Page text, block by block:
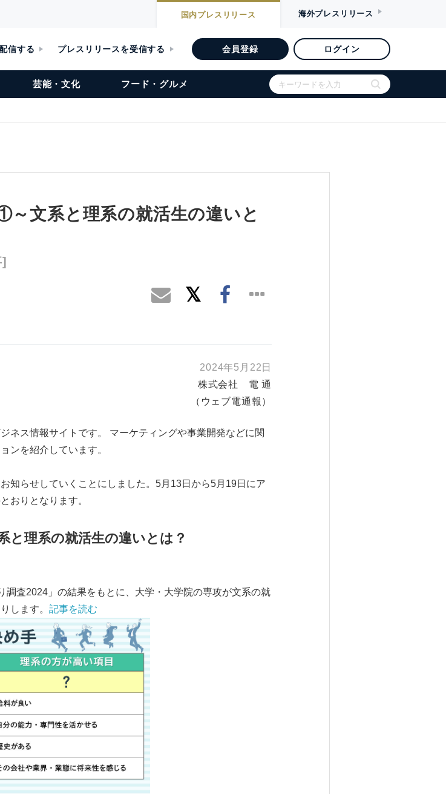
国内プレスリリース 海外プレスリリース
信する プレスリリースを受信する 会員登録 ログイン
芸能・文化 フード・グルメ
文系と理系の就活生の違いと
2024年5月22日
株式会社 電 通
（ウェブ電通報）
ネス情報サイトです。 マーケティングや事業開発などに関
ンを紹介しています。
知らせしていくことにしました。5月13日から5月19日にア
おりとなります。
理系の就活生の違いとは？
調査2024」の結果をもとに、大学・大学院の専攻が文系の就
します。 記事を読む